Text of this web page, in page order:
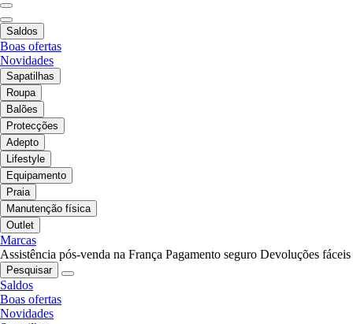
Saldos
Boas ofertas
Novidades
Sapatilhas
Roupa
Balões
Protecções
Adepto
Lifestyle
Equipamento
Praia
Manutenção física
Outlet
Marcas
Assistência pós-venda na França Pagamento seguro Devoluções fáceis
Pesquisar
Saldos
Boas ofertas
Novidades